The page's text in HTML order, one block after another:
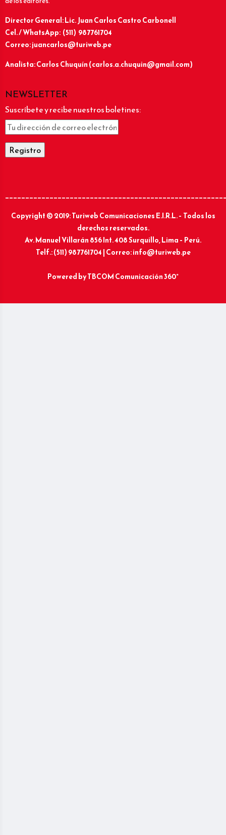
Director General: Lic.Juan Carlos Castro Carbonell
Cel. / WhatsApp: (511) 987761704
Correo: juancarlos@turiweb.pe
Analista: Carlos Chuquín (carlos.a.chuquin@gmail.com)
NEWSLETTER
Suscríbete y recibe nuestros boletines:
Copyright © 2019: Turiweb Comunicaciones E.I.R.L. – Todos los
derechos reservados.
Av. Manuel Villarán 856 Int. 408 Surquillo, Lima – Perú.
Telf.: (511) 987761704 | Correo: info@turiweb.pe
Powered byTBCOM Comunicación 360°